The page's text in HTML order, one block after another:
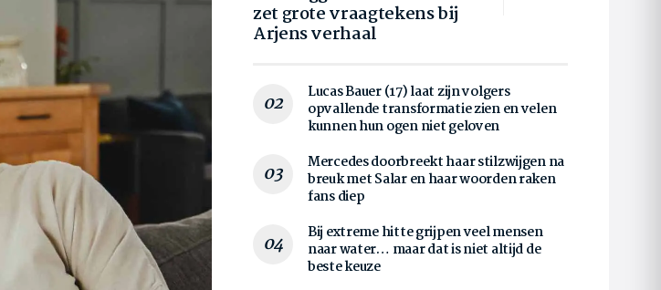
zet grote vraagtekens bij
Arjens verhaal
Lucas Bauer (17) laat zijn volgers
opvallende transformatie zien en velen
kunnen hun ogen niet geloven
Mercedes doorbreekt haar stilzwijgen na
breuk met Salar en haar woorden raken
fans diep
Bij extreme hitte grijpen veel mensen
naar water… maar dat is niet altijd de
beste keuze